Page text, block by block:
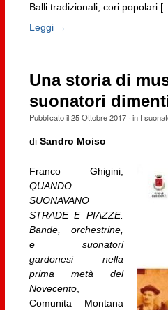
Balli tradizionali, cori popolari
Leggi →
Una storia di
suonatori
Pubblicato il25 Ottobre 2017· in I
di Sandro Moiso
Franco Ghigini,
QUANDO
SUONAVANO
STRADE E PIAZZE.
Bande, orchestrine,
e suonatori
gardonesi nella
prima metà del
Novecento,
Comunita Montana